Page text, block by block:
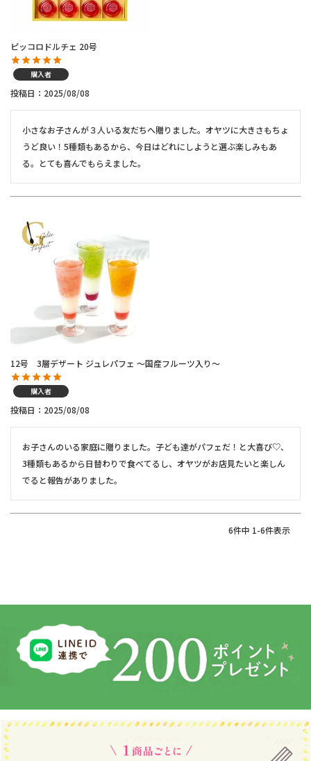
ピッコロドルチェ 20号
購入者
投稿日 2025/08/08
小さなお子さんが３人いる友だちへ贈りました。オヤツに大きさもちょ
うど良い！5種類もあるから、今日はどれにしようと選ぶ楽しみもあ
る。とても喜んでもらえました。
12号 3層デザート ジュレパフェ ～国産フルーツ入り～
購入者
投稿日 2025/08/08
お子さんのいる家庭に贈りました。子ども達がパフェだ！と大喜び♡、
3種類もあるから日替わりで食べてるし、オヤツがお店見たいと楽しん
でると報告がありました。
6件中 1-6件表示